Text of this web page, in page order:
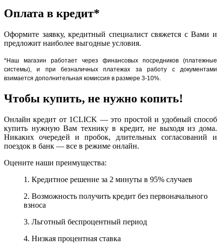
Оплата в кредит*
Оформите заявку, кредитный специалист свяжется с Вами и
предложит наиболее выгодные условия.
*Наш магазин работает через финансовых посредников (платежные
системы), и при безналичных платежах за работу с документами
взимается дополнительная комиссия в размере 3-10%.
Чтобы купить, не нужно копить!
Онлайн кредит от 1CLICK — это простой и удобный способ
купить нужную Вам технику в кредит, не выходя из дома.
Никаких очередей и пробок, длительных согласований и
поездок в банк — все в режиме онлайн.
Оцените наши преимущества:
1. Кредитное решение за 2 минуты в 95% случаев
2. Возможность получить кредит без первоначального
взноса
3. Льготный беспроцентный период
4. Низкая процентная ставка